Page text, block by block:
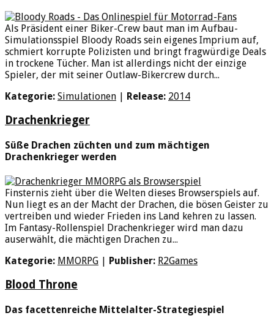
Als Präsident einer Biker-Crew baut man im Aufbau-
Simulationsspiel Bloody Roads sein eigenes Imprium auf,
schmiert korrupte Polizisten und bringt fragwürdige Deals
in trockene Tücher. Man ist allerdings nicht der einzige
Spieler, der mit seiner Outlaw-Bikercrew durch...
Kategorie: Simulationen Release: 2014
Drachenkrieger
Süße Drachen züchten und zum mächtigen
Drachenkrieger werden
Finsternis zieht über die Welten dieses Browserspiels auf.
Nun liegt es an der Macht der Drachen, die bösen Geister zu
vertreiben und wieder Frieden ins Land kehren zu lassen.
Im Fantasy-Rollenspiel Drachenkrieger wird man dazu
auserwählt, die mächtigen Drachen zu...
Kategorie: MMORPG Publisher: R2Games
Blood Throne
Das facettenreiche Mittelalter-Strategiespiel